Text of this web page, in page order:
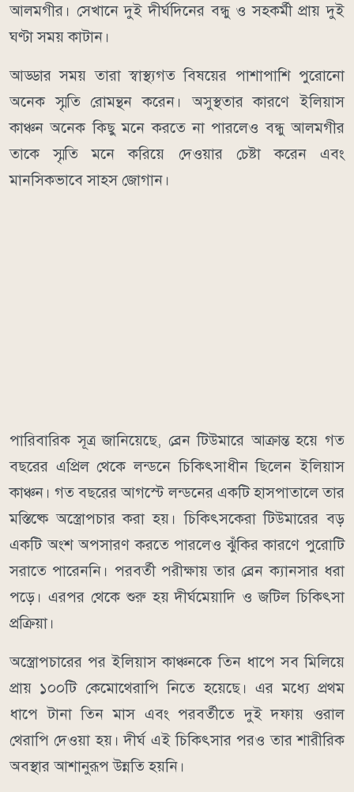
আলমগীর। সেখানে দুই দীর্ঘদিনের বন্ধু ও সহকর্মী প্রায় দুই
ঘণ্টা সময় কাটান।
আড্ডার সময় তারা স্বাস্থ্যগত বিষয়ের পাশাপাশি পুরোনো
অনেক স্মৃতি রোমন্থন করেন। অসুস্থতার কারণে ইলিয়াস
কাঞ্চন অনেক কিছু মনে করতে না পারলেও বন্ধু আলমগীর
তাকে স্মৃতি মনে করিয়ে দেওয়ার চেষ্টা করেন এবং
মানসিকভাবে সাহস জোগান।
পারিবারিক সূত্র জানিয়েছে, ব্রেন টিউমারে আক্রান্ত হয়ে গত
বছরের এপ্রিল থেকে লন্ডনে চিকিৎসাধীন ছিলেন ইলিয়াস
কাঞ্চন। গত বছরের আগস্টে লন্ডনের একটি হাসপাতালে তার
মস্তিষ্কে অস্ত্রোপচার করা হয়। চিকিৎসকেরা টিউমারের বড়
একটি অংশ অপসারণ করতে পারলেও ঝুঁকির কারণে পুরোটি
সরাতে পারেননি। পরবর্তী পরীক্ষায় তার ব্রেন ক্যানসার ধরা
পড়ে। এরপর থেকে শুরু হয় দীর্ঘমেয়াদি ও জটিল চিকিৎসা
প্রক্রিয়া।
অস্ত্রোপচারের পর ইলিয়াস কাঞ্চনকে তিন ধাপে সব মিলিয়ে
প্রায় ১০০টি কেমোথেরাপি নিতে হয়েছে। এর মধ্যে প্রথম
ধাপে টানা তিন মাস এবং পরবর্তীতে দুই দফায় ওরাল
থেরাপি দেওয়া হয়। দীর্ঘ এই চিকিৎসার পরও তার শারীরিক
অবস্থার আশানুরূপ উন্নতি হয়নি।